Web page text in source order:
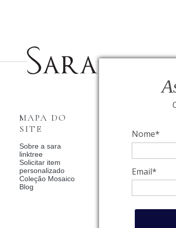
Nome*
Email*
Fale Conosco
Relógios BVLGARI
Condições de
Catalogo Dia Dos
Meus pedidos
MAPA DO
SITE
Sobre a sara
linktree
Solicitar item
personalizado
Blog
Coleção Mosaico